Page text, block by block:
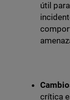
útil
crítica